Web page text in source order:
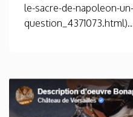
le-sacre-de-napoleon-